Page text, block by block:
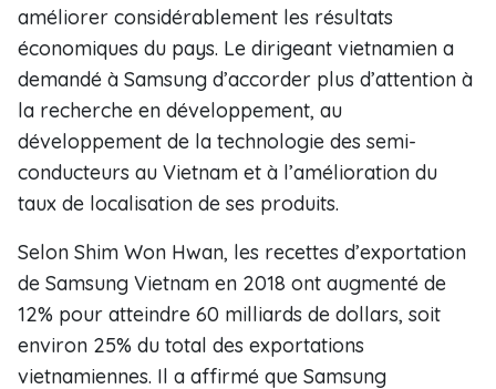
améliorer considérablement les résultats
économiques du pays. Le dirigeant vietnamien a
demandé à Samsung d’accorder plus d’attention à
la recherche en développement, au
développement de la technologie des semi-
conducteurs au Vietnam et à l’amélioration du
taux de localisation de ses produits.
Selon Shim Won Hwan, les recettes d’exportation
de Samsung Vietnam en 2018 ont augmenté de
12% pour atteindre 60 milliards de dollars, soit
environ 25% du total des exportations
vietnamiennes. Il a affirmé que Samsung